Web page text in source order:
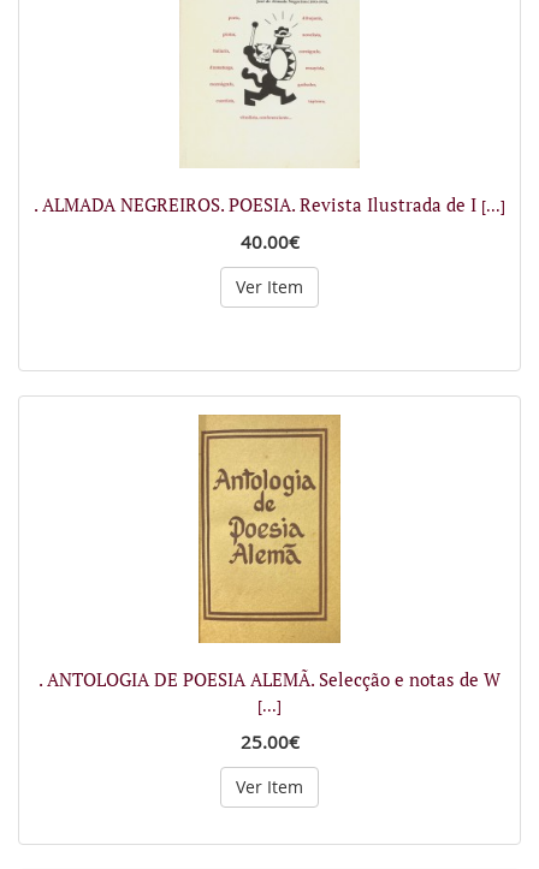
. ALMADA NEGREIROS. POESIA. Revista Ilustrada de I [...]
40.00€
Ver Item
. ANTOLOGIA DE POESIA ALEMÃ. Selecção e notas de W
[...]
25.00€
Ver Item